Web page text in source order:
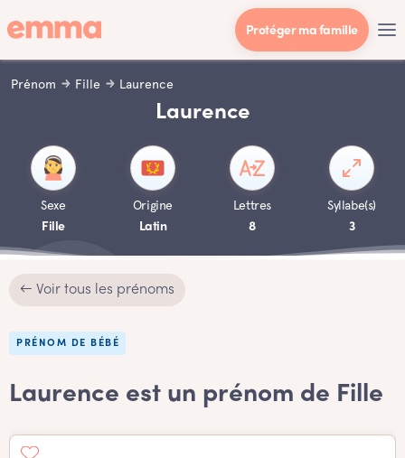
Protéger ma famille
Prénom Fille Laurence
Laurence
Sexe
Fille
Origine
Latin
Lettres
8
Syllabe(s)
3
← Voir tous les prénoms
PRÉNOM DE BÉBÉ
Laurence est un prénom de Fille